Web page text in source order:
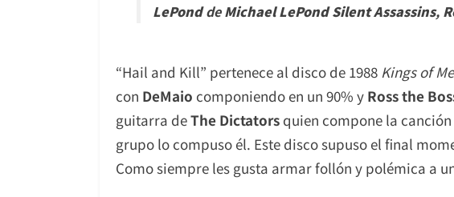
LePonddeMichael LePond Silent Assassins,
“Hail and Kill” pertenece al disco de 1988 Kings of
con DeMaio componiendo en un 90% y Ross the
guitarra deThe Dictators quien compone la
grupo lo compuso él. Este disco supuso el final
Como siempre les gusta armar follón y polémica a